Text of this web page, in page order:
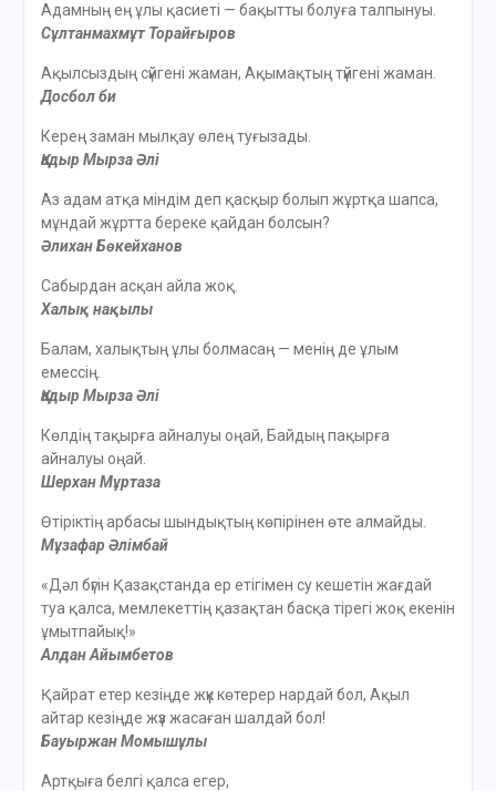
Адамның ең ұлы қасиеті — бақытты болуға талпынуы.
Сұлтанмахмұт Торайғыров
Ақылсыздың сүйгені жаман, Ақымақтың түйгені жаман.
Досбол би
Керең заман мылқау өлең туғызады.
Қадыр Мырза Әлі
Аз адам атқа міндім деп қасқыр болып жұртқа шапса,
мұндай жұртта береке қайдан болсын?
Әлихан Бөкейханов
Сабырдан асқан айла жоқ.
Халық нақылы
Балам, халықтың ұлы болмасаң — менің де ұлым
емессің.
Қадыр Мырза Әлі
Көлдің тақырға айналуы оңай, Байдың пақырға
айналуы оңай.
Шерхан Мұртаза
Өтіріктің арбасы шындықтың көпірінен өте алмайды.
Мұзафар Әлімбай
«Дәл бүгін Қазақстанда ер етігімен су кешетін жағдай
туа қалса, мемлекеттің қазақтан басқа тірегі жоқ екенін
ұмытпайық!»
Алдан Айымбетов
Қайрат етер кезіңде жүк көтерер нардай бол, Ақыл
айтар кезіңде жүз жасаған шалдай бол!
Бауыржан Момышұлы
Артқыға белгі қалса егер,